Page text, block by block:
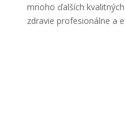
mnoho ďalších
zdravie profesionálne a